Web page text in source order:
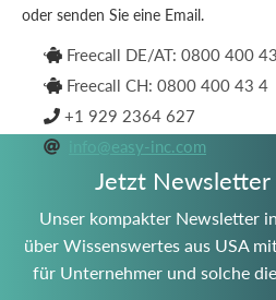
oder senden Sie eine Email.
 Freecall DE/AT: 0800 400
 Freecall CH: 0800 400 43 4
 +1 929 2364 627
 info@easy-inc.com
Jetzt Newsletter
Unser kompakter Newsletter
über Wissenswertes aus USA
für Unternehmer und solche